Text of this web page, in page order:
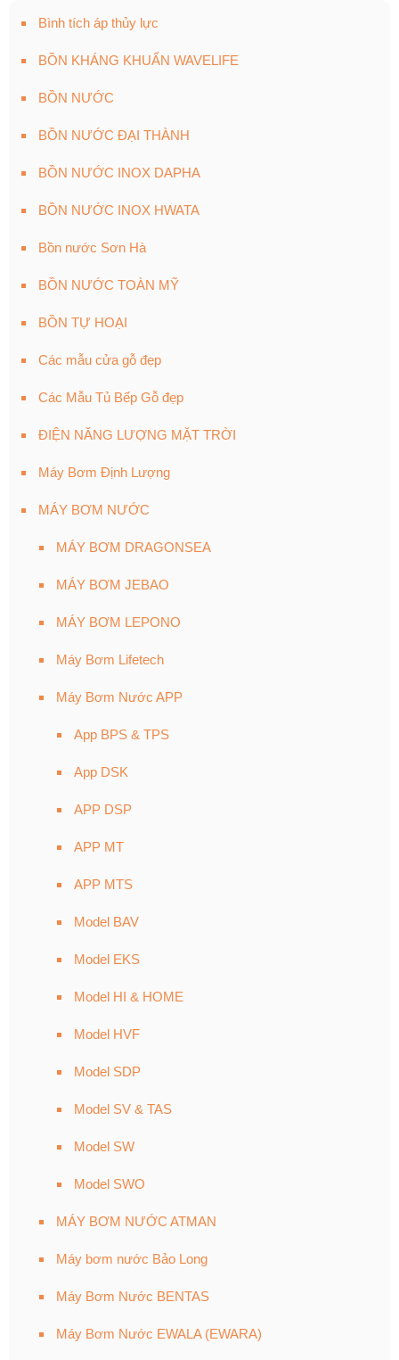
Bình tích áp thủy lực
BỒN KHÁNG KHUẨN WAVELIFE
BỒN NƯỚC
BỒN NƯỚC ĐẠI THÀNH
BỒN NƯỚC INOX DAPHA
BỒN NƯỚC INOX HWATA
Bồn nước Sơn Hà
BỒN NƯỚC TOÀN MỸ
BỒN TỰ HOẠI
Các mẫu cửa gỗ đẹp
Các Mẫu Tủ Bếp Gỗ đẹp
ĐIỆN NĂNG LƯỢNG MẶT TRỜI
Máy Bơm Định Lượng
MÁY BƠM NƯỚC
MÁY BƠM DRAGONSEA
MÁY BƠM JEBAO
MÁY BƠM LEPONO
Máy Bơm Lifetech
Máy Bơm Nước APP
App BPS & TPS
App DSK
APP DSP
APP MT
APP MTS
Model BAV
Model EKS
Model HI & HOME
Model HVF
Model SDP
Model SV & TAS
Model SW
Model SWO
MÁY BƠM NƯỚC ATMAN
Máy bơm nước Bảo Long
Máy Bơm Nước BENTAS
Máy Bơm Nước EWALA (EWARA)